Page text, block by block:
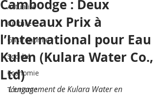
Actualité
Culture
Gastronomie
Société
Economie
Tourisme
Cambodge : Deux
nouveaux Prix à
l’International pour Eau
Kulen (Kulara Water Co.,
Ltd)
L’engagement de Kulara Water en